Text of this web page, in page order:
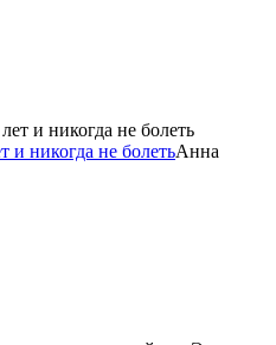
и никогда не болетьАнна